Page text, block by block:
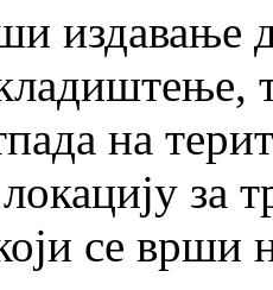
издавање
на
за
се врши